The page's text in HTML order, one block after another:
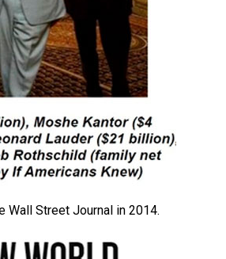
Wall Street Journal in 2014.